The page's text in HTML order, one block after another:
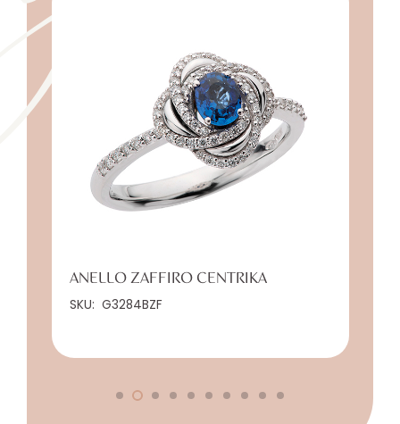
ANELLO ZAFFIRO CENTRIKA
SKU: G3284BZF